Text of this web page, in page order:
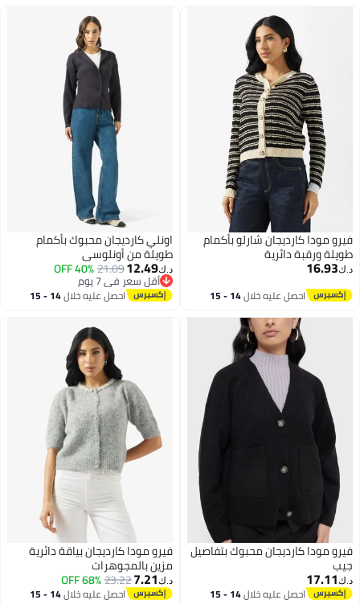
فيرو مودا كارديجان شارلو بأكمام
طويلة ورقبة دائرية
د.ك‏16.93
احصل عليه خلال 14 - 15
اونلي كارديجان محبوك بأكمام
طويلة من أونلوسي
د.ك‏12.49
21.09
40% OFF
أقل سعر في 7 يوم
أقل سعر في 7 يوماحصل عليه خلال 14 - 15
فيرو مودا كارديجان محبوك بتفاصيل
جيب
د.ك‏17.11
احصل عليه خلال 14 - 15
فيرو مودا كارديجان بياقة دائرية
مزين بالمجوهرات
د.ك‏7.21
23.22
68% OFF
احصل عليه خلال 14 - 15